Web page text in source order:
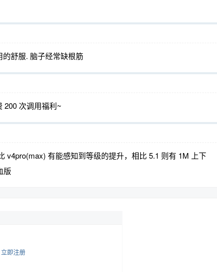
舒服. 脑子经常缺根筋
200 次调用福利~
v4pro(max) 有能感知到等级的提升，相比 5.1 则有 1M 上下
版
立即注册